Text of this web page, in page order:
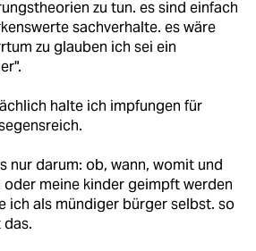
zu tun. es sind einfach
sachverhalte. es wäre
zu glauben ich sei ein
halte ich impfungen für
nur darum: ob, wann, womit und
meine kinder geimpft werden
ich als mündiger bürger selbst. so